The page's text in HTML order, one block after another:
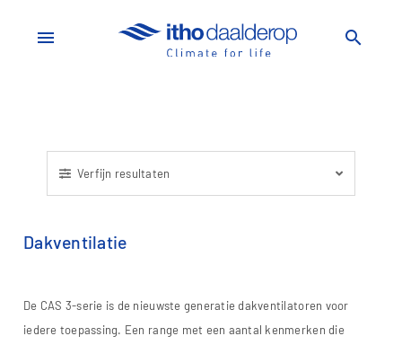
menu search
Verfijn resultaten
Dakventilatie
De CAS 3-serie is de nieuwste generatie dakventilatoren voor
iedere toepassing. Een range met een aantal kenmerken die